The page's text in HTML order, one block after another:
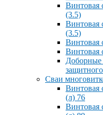
Винтовая
(3.5)
Винтовая
(3.5)
Винтовая
Винтовая
Доборные
Сваи
Винтовая
(л) 76
Винтовая